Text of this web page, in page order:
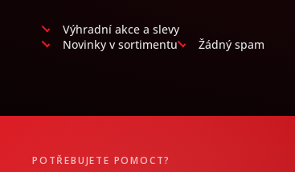
Výhradní akce a slevy
Novinky v sortimentu
Žádný spam
POTŘEBUJETE POMOCT?